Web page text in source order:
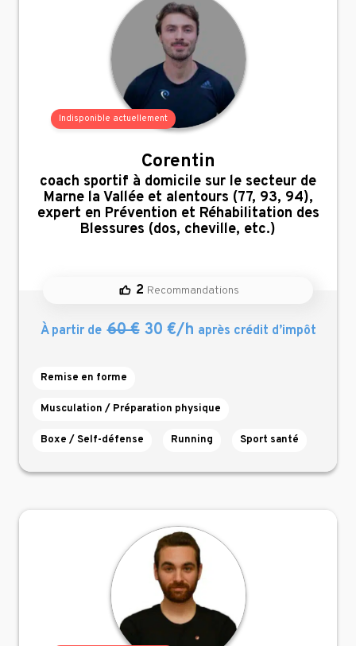
Indisponible actuellement
Corentin
,
coach sportif à domicile sur le secteur de
Marne la Vallée et alentours (77, 93, 94),
expert en Prévention et Réhabilitation des
Blessures (dos, cheville, etc.)
2 Recommandations
À partir de 60 €30 €/h après crédit d’impôt
Remise en forme
Musculation / Préparation physique
Boxe / Self-défense Running Sport santé